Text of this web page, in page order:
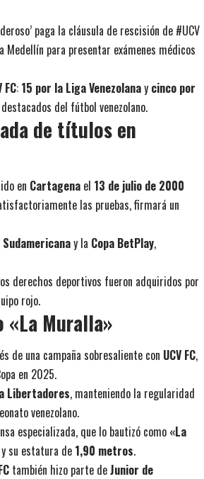
paga la cláusula de rescisión de #UCV
para presentar exámenes médicos
FC: 15 por la Liga Venezolanay cinco por
del fútbol venezolano.
de títulos en
en Cartagena el 13 de julio de 2000
las pruebas, firmará un
Sudamericanay la Copa BetPlay,
derechos deportivos fueron adquiridos por
rojo.
«La Muralla»
de una campaña sobresaliente con UCV FC,
en 2025.
Libertadores, manteniendo la regularidad
venezolano.
especializada, que lo bautizó como «La
su estatura de 1,90 metros.
también hizo parte deJunior de